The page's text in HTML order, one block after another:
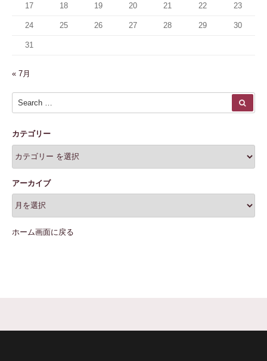
17 18 19 20 21 22 23
24 25 26 27 28 29 30
31
« 7月
Search for:
カテゴリー
アーカイブ
ホーム画面に戻る